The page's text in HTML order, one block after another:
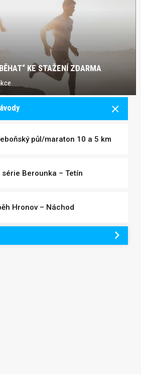
KE STAŽENÍ ZDARMA
půl/maraton 10 a 5 km
série Berounka – Tetín
Hronov – Náchod